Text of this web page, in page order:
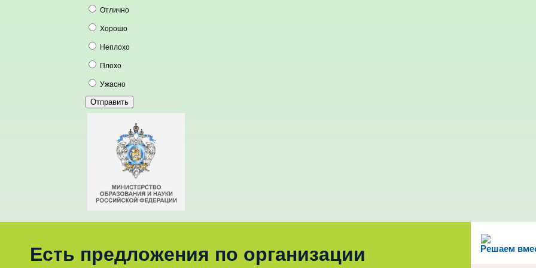
Отлично
Хорошо
Неплохо
Плохо
Ужасно
Решаем
Есть предложения по организации